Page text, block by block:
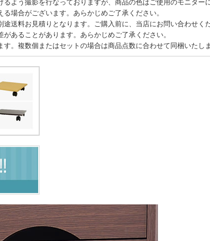
よう撮影を行なっておりますが、商品の色はご使用のモニター
場合がございます。あらかじめご了承ください。
送料お見積りとなります。ご購入前に、当店にお問い合わせく
あることがあります。あらかじめご了承ください。
。複数個またはセットの場合は商品点数に合わせて同梱いたし